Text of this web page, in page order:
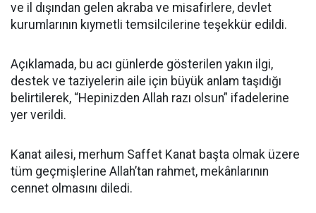
ve il dışından gelen akraba ve misafirlere, devlet
kurumlarının kıymetli temsilcilerine teşekkür edildi.
Açıklamada, bu acı günlerde gösterilen yakın ilgi,
destek ve taziyelerin aile için büyük anlam taşıdığı
belirtilerek, “Hepinizden Allah razı olsun” ifadelerine
yer verildi.
Kanat ailesi, merhum Saffet Kanat başta olmak üzere
tüm geçmişlerine Allah’tan rahmet, mekânlarının
cennet olmasını diledi.